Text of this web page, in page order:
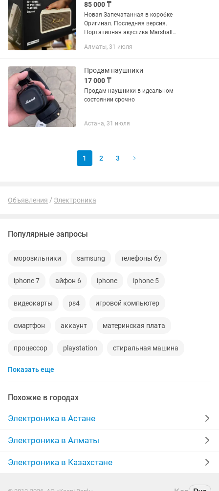
85 000 ₸
Новая Запечатанная в коробке
Оригинал. Последняя версия.
Портативная акустика Marshall
чистое и громкое звучание. Модель
Алматы, 31 июля
Продам наушники
17 000 ₸
Продам наушники в идеальном
состоянии срочно
Астана, 31 июля
1 2 3
Объявления Электроника
Популярные запросы
морозильники samsung телефоны бу
iphone 7 айфон 6 iphone iphone 5
видеокарты ps4 игровой компьютер
смартфон аккаунт материнская плата
процессор playstation стиральная машина
apple watch
macbook пылесос
iphone 6 airpods игры ps3
Показать еще
Похожие в городах
Электроника в Астане
Электроника в Алматы
Электроника в Казахстане